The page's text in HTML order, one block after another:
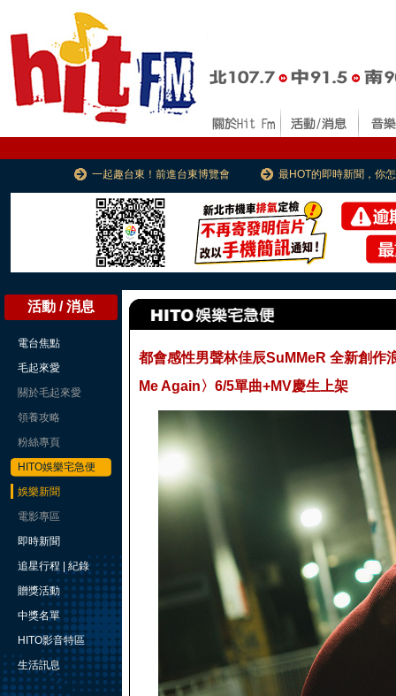
一起趣台東！前進台東博覽會 最HOT的即時新聞，你
活動 / 消息
電台焦點
毛起來愛
關於毛起來愛
領養攻略
粉絲專頁
HITO娛樂宅急便
娛樂新聞
電影專區
即時新聞
追星行程 | 紀錄
贈獎活動
中獎名單
HITO影音特區
生活訊息
都會感性男聲林佳辰SuMMeR 全新創作
Me Again〉6/5單曲+MV慶生上架